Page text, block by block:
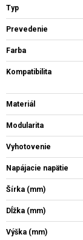
Typ
Prevedenie
Farba
Kompatibilita
Materiál
Modularita
Vyhotovenie
Napájacie napätie
Šírka (mm)
Dĺžka (mm)
Výška (mm)